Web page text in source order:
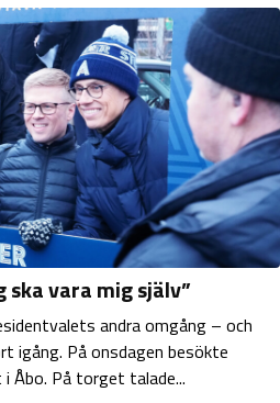
ska vara mig själv”
andra omgång – och
igång. På onsdagen besökte
Åbo. På torget talade...